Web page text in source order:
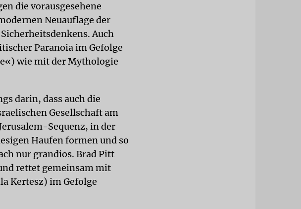
die vorausgesehene
Neuauflage der
Auch
Paranoia im Gefolge
wie mit der Mythologie
darin, dass auch die
Gesellschaft am
Sequenz, in der
Haufen formen und so
nur grandios. Brad Pitt
rettet gemeinsam mit
Kertesz) im Gefolge